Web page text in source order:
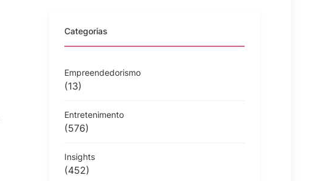
Categorias
Empreendedorismo
(13)
Entretenimento
(576)
Insights
(452)